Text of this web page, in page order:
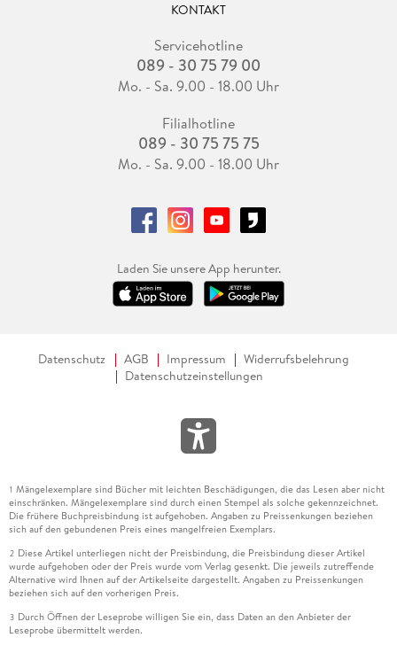
KONTAKT
Servicehotline
089 - 30 75 79 00
Mo. - Sa. 9.00 - 18.00 Uhr
Filialhotline
089 - 30 75 75 75
Mo. - Sa. 9.00 - 18.00 Uhr
Laden Sie unsere App herunter.
Datenschutz AGB Impressum
Widerrufsbelehrung
Datenschutzeinstellungen
1 Mängelexemplare sind Bücher mit leichten Beschädigungen, die das Lesen aber nicht
einschränken. Mängelexemplare sind durch einen Stempel als solche gekennzeichnet.
Die frühere Buchpreisbindung ist aufgehoben. Angaben zu Preissenkungen beziehen
sich auf den gebundenen Preis eines mangelfreien Exemplars.
2 Diese Artikel unterliegen nicht der Preisbindung, die Preisbindung dieser Artikel
wurde aufgehoben oder der Preis wurde vom Verlag gesenkt. Die jeweils zutreffende
Alternative wird Ihnen auf der Artikelseite dargestellt. Angaben zu Preissenkungen
beziehen sich auf den vorherigen Preis.
3 Durch Öffnen der Leseprobe willigen Sie ein, dass Daten an den Anbieter der
Leseprobe übermittelt werden.